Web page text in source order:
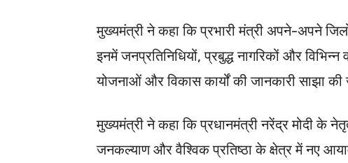
मुख्यमंत्री ने कहा कि प्रभारी मंत्री अपने-अपने
इनमें जनप्रतिनिधियों, प्रबुद्ध नागरिकों और
योजनाओं और विकास कार्यों की जानकारी साझा की
मुख्यमंत्री ने कहा कि प्रधानमंत्री नरेंद्र मोदी के
जनकल्याण और वैश्विक प्रतिष्ठा के क्षेत्र में नए